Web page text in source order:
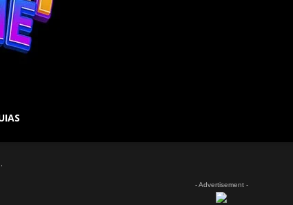
- Advertisement -